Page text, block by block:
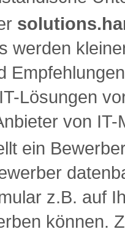
werden
Lösungen
von
ein
z.B. auf
können.